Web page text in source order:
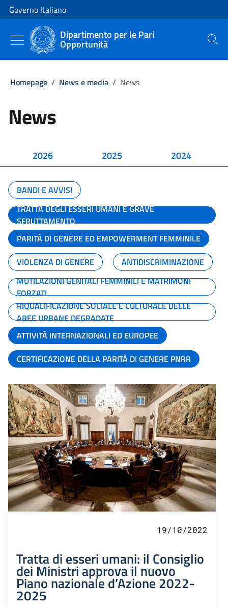
Vai al contenuto
Vai alla navigazione del sito
Governo Italiano
Dipartimento per le Pari
Opportunità Cerca
Homepage / News e media / News
News
2026 2025 2024
BANDI E AVVISI
TRATTA DEGLI ESSERI UMANI E GRAVE
SFRUTTAMENTO
PARITÀ DI GENERE ED EMPOWERMENT FEMMINILE
VIOLENZA DI GENERE
ANTIDISCRIMINAZIONE
MUTILAZIONI GENITALI FEMMINILI E MATRIMONI
FORZATI
RIQUALIFICAZIONE SOCIALE E CULTURALE DELLE
AREE URBANE DEGRADATE
ATTIVITÀ INTERNAZIONALI ED EUROPEE
CERTIFICAZIONE DELLA PARITÀ DI GENERE PNRR
19/10/2022
Tratta di esseri umani: il Consiglio
dei Ministri approva il nuovo
Piano nazionale d’Azione 2022-
2025